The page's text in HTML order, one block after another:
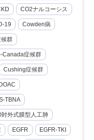
CO2ナルコーシス
19 Cowden病
群
Canada症候群
Cushing症候群
DOAC
TBNA
対外式膜型人工肺
EGFR EGFR-TKI